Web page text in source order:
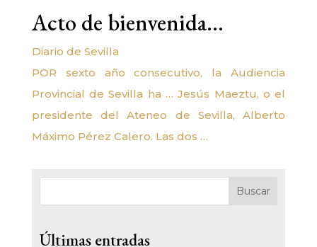
Acto de bienvenida…
Diario de Sevilla
POR sexto año consecutivo, la Audiencia
Provincial de Sevilla ha … Jesús Maeztu, o el
presidente del Ateneo de Sevilla, Alberto
Máximo Pérez Calero. Las dos …
Buscar
Últimas entradas